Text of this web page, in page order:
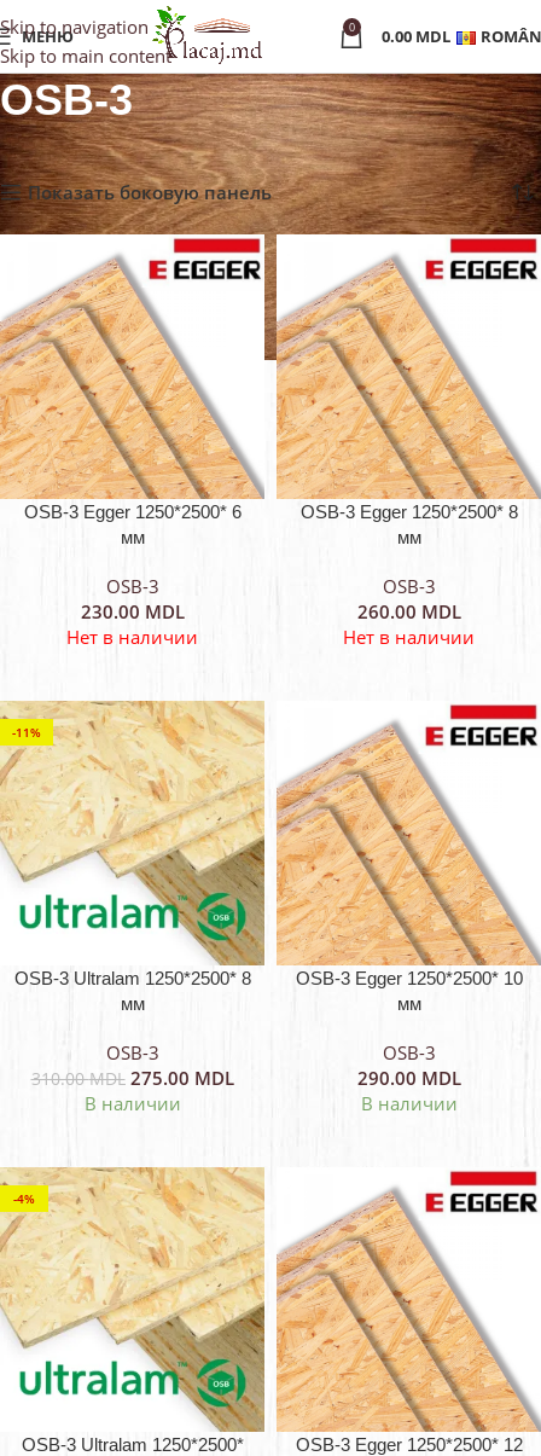
Skip to navigation
Skip to main content
МЕНЮ 0 0.00 MDL
OSB-3
Главная»Каталог»OSB-3 Показаны все (10)
Показать боковую панель
OSB-3 Egger 1250*2500* 6
мм
OSB-3
230.00 MDL
Нет в наличии
OSB-3 Egger 1250*2500* 8
мм
OSB-3
260.00 MDL
Нет в наличии
-11%
OSB-3 Ultralam 1250*2500* 8
мм
OSB-3
310.00MDL 275.00 MDL
В наличии
OSB-3 Egger 1250*2500* 10
мм
OSB-3
290.00 MDL
В наличии
-4%
OSB-3 Ultralam 1250*2500*
OSB-3 Egger 1250*2500* 12